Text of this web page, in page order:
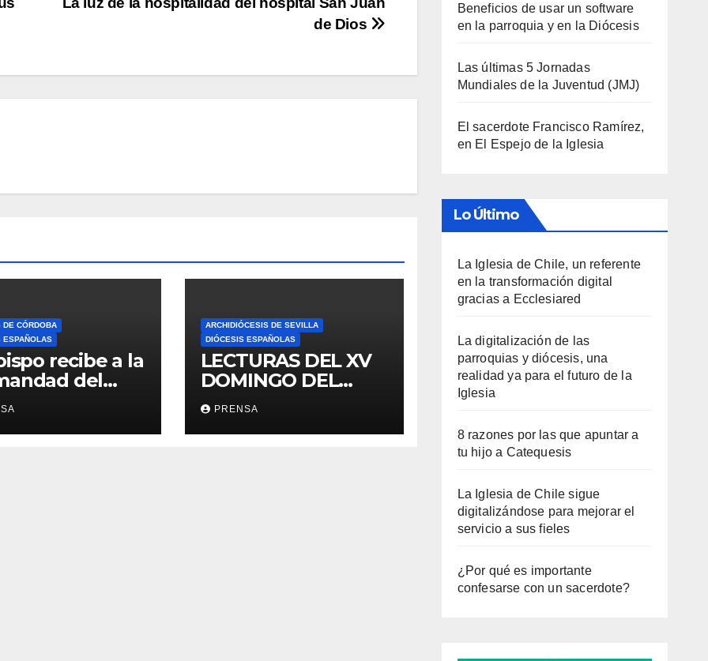
de Dios
DE CÓRDOBA
ESPAÑOLAS
recibe a la
del
ARCHIDIÓCESIS DE SEVILLA
DIÓCESIS ESPAÑOLAS
LECTURAS DEL XV
DOMINGO DEL
TIEMPO
ORDINARIO (A)
PRENSA
Beneficios de usar un software
en la parroquia y en la Diócesis
Las últimas 5 Jornadas
Mundiales de la Juventud (JMJ)
El sacerdote Francisco Ramírez,
en El Espejo de la Iglesia
Lo Último
La Iglesia de Chile, un referente
en la transformación digital
gracias a Ecclesiared
La digitalización de las
parroquias y diócesis, una
realidad ya para el futuro de la
Iglesia
8 razones por las que apuntar a
tu hijo a Catequesis
La Iglesia de Chile sigue
digitalizándose para mejorar el
servicio a sus fieles
¿Por qué es importante
confesarse con un sacerdote?